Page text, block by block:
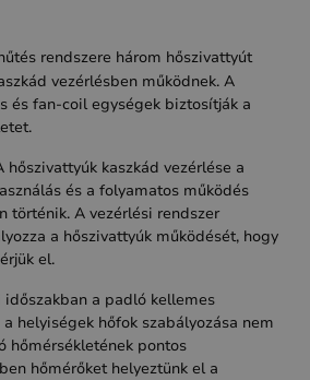
rendszere három hőszivattyút
vezérlésben működnek. A
és fan-coil egységek biztosítják a
hőszivattyúk kaszkád vezérlése a
és a folyamatos működés
történik. A vezérlési rendszer
a hőszivattyúk működését, hogy
el.
a padló kellemes
helyiségek hőfok szabályozása nem
hőmérsékletének pontos
hőmérőket helyeztünk el a